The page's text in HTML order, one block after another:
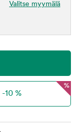
Valitse myymälä
%